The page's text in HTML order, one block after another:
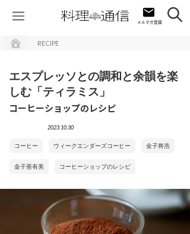
RECIPE
エスプレッソとの調和と余韻を楽
しむ「ティラミス」
コーヒーショップのレシピ
2023.10.30
コーヒー ウィークエンダーズコーヒー 金子将浩
金子亜有美 コーヒーショップのレシピ